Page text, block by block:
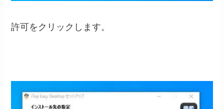
許可をクリックします。